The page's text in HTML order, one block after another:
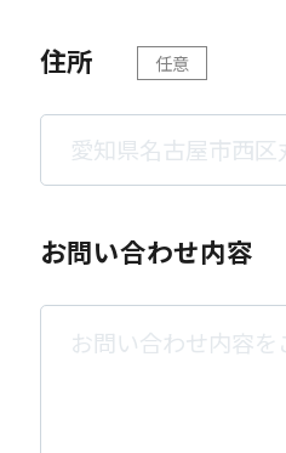
住所 任意
お問い合わせ内容